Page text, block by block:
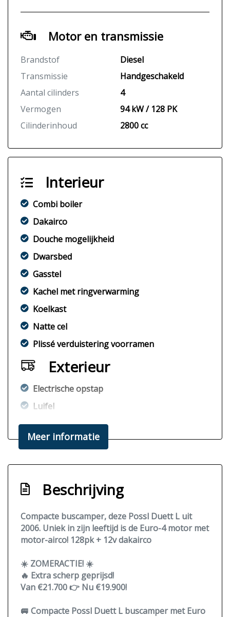
Motor en transmissie
Brandstof
Diesel
Transmissie
Handgeschakeld
Aantal cilinders
4
Vermogen
94 kW / 128 PK
Cilinderinhoud
2800 cc
Interieur
Combi boiler
Dakairco
Douche mogelijkheid
Dwarsbed
Gasstel
Kachel met ringverwarming
Koelkast
Natte cel
Plissé verduistering voorramen
Exterieur
Electrische opstap
Luifel
Trekhaak
Milieu
Euro 4
Meer informatie
Beschrijving
Compacte buscamper, deze Possl Duett L uit
2006. Uniek in zijn leeftijd is de Euro-4 motor met
motor-airco! 128pk + 12v dakairco
☀️ ZOMERACTIE! ☀️
🔥 Extra scherp geprijsd!
Van €21.700 👉 Nu €19.900!
🚐 Compacte Possl Duett L buscamper metEuro